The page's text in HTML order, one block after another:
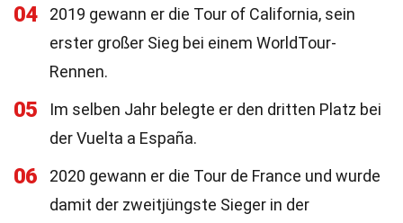
04
2019 gewann er die Tour of California, sein
erster großer Sieg bei einem WorldTour-
Rennen.
05
Im selben Jahr belegte er den dritten Platz bei
der Vuelta a España.
06
2020 gewann er die Tour de France und wurde
damit der zweitjüngste Sieger in der